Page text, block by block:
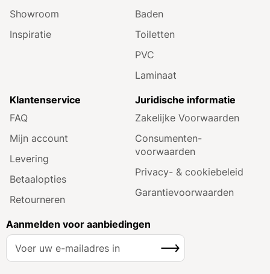
Showroom
Inspiratie
Baden
Toiletten
PVC
Laminaat
Klantenservice
FAQ
Mijn account
Levering
Betaalopties
Retourneren
Juridische informatie
Zakelijke Voorwaarden
Consumenten­
voorwaarden
Privacy- & cookiebeleid
Garantie­voorwaarden
Aanmelden voor aanbiedingen
A
Inschrijven